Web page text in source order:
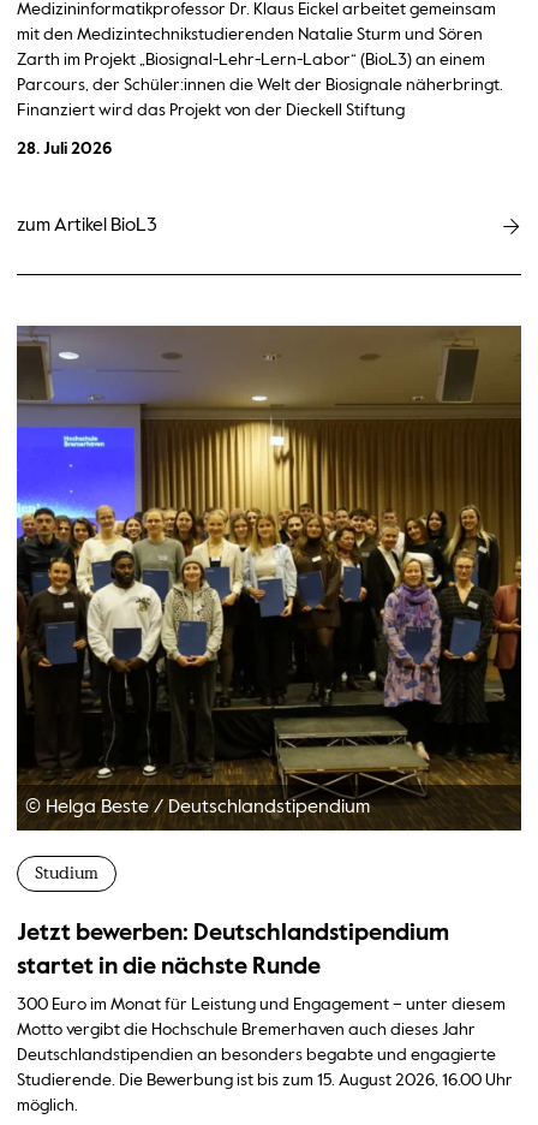
Medizininformatikprofessor Dr. Klaus Eickel arbeitet gemeinsam
mit den Medizintechnikstudierenden Natalie Sturm und Sören
Zarth im Projekt „Biosignal-Lehr-Lern-Labor“ (BioL3) an einem
Parcours, der Schüler:innen die Welt der Biosignale näherbringt.
Finanziert wird das Projekt von der Dieckell Stiftung
28. Juli 2026
zum Artikel BioL3
© Helga Beste / Deutschlandstipendium
Studium
Jetzt bewerben: Deutschlandstipendium
startet in die nächste Runde
300 Euro im Monat für Leistung und Engagement – unter diesem
Motto vergibt die Hochschule Bremerhaven auch dieses Jahr
Deutschlandstipendien an besonders begabte und engagierte
Studierende. Die Bewerbung ist bis zum 15. August 2026, 16.00 Uhr
möglich.